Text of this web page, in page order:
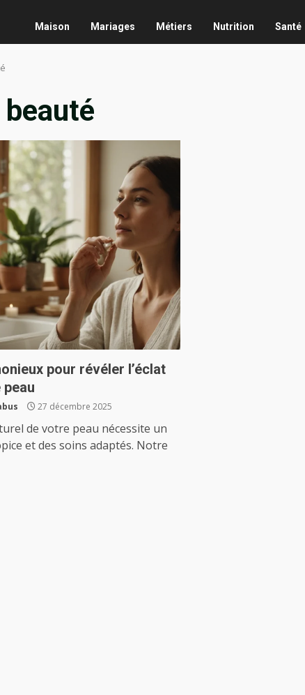
Maison Mariages Métiers Nutrition Santé
pour révéler l’éclat
27 décembre 2025
de votre peau nécessite un
et des soins adaptés. Notre